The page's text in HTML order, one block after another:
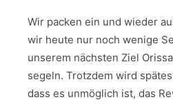
Wir packen ein und wieder
wir heute nur noch wenige
unserem nächsten Ziel
segeln. Trotzdem wird
dass es unmöglich ist, das